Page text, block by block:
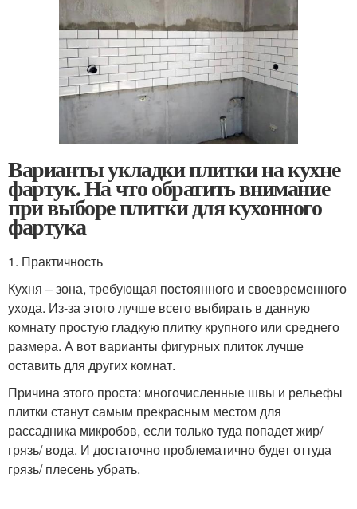
Варианты укладки плитки на кухне
фартук. На что обратить внимание
при выборе плитки для кухонного
фартука
1. Практичность
Кухня – зона, требующая постоянного и своевременного
ухода. Из-за этого лучше всего выбирать в данную
комнату простую гладкую плитку крупного или среднего
размера. А вот варианты фигурных плиток лучше
оставить для других комнат.
Причина этого проста: многочисленные швы и рельефы
плитки станут самым прекрасным местом для
рассадника микробов, если только туда попадет жир/
грязь/ вода. И достаточно проблематично будет оттуда
грязь/ плесень убрать.